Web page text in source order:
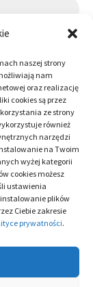
naszej strony
nam
oraz realizację
cookies są przez
ze strony
również
narzędzi
na Twoim
wyżej kategorii
cookies możesz
ustawienia
plików
Ciebie zakresie
prywatności.
które